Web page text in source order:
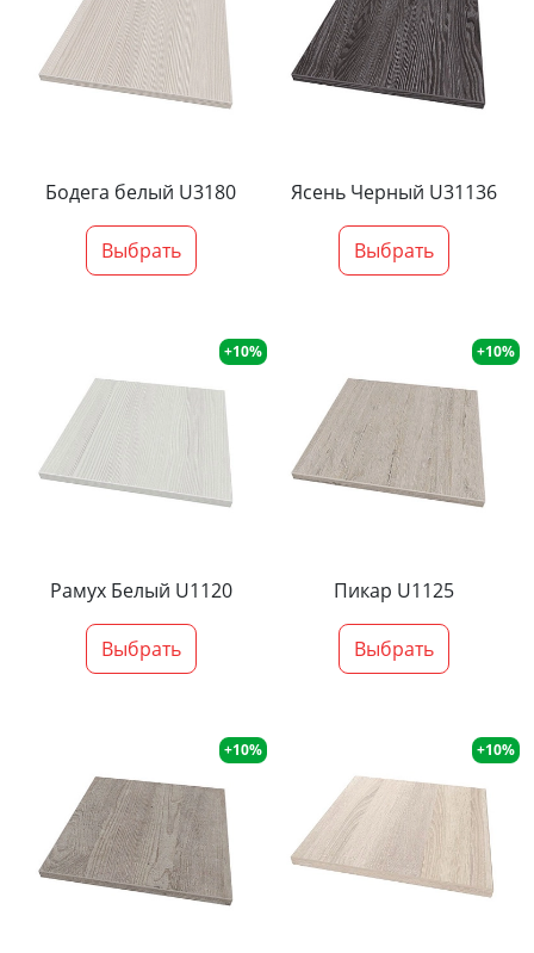
Бодега белый U3180
Выбрать
Ясень Черный U31136
Выбрать
+10%
Рамух Белый U1120
Выбрать
+10%
Пикар U1125
Выбрать
+10% +10%